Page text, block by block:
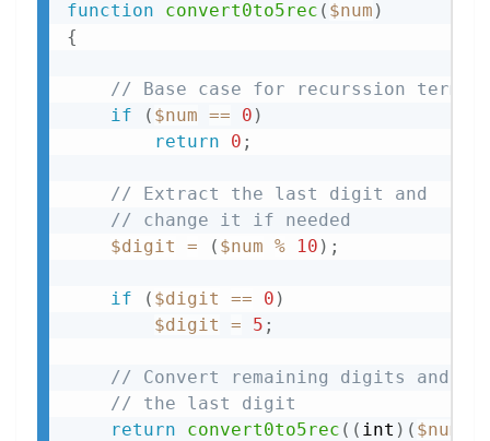
function
convert0to5rec ( $num )
{
// Base case for recurssion
if
( $num == 0 )
return
0 ;
// Extract the last digit and
// change it if needed
$digit
= ( $num % 10 ) ;
if ( $digit == 0 )
$digit
= 5 ;
// Convert remaining digits and
// the last digit
return
convert0to5rec ( ( int ) ( $num